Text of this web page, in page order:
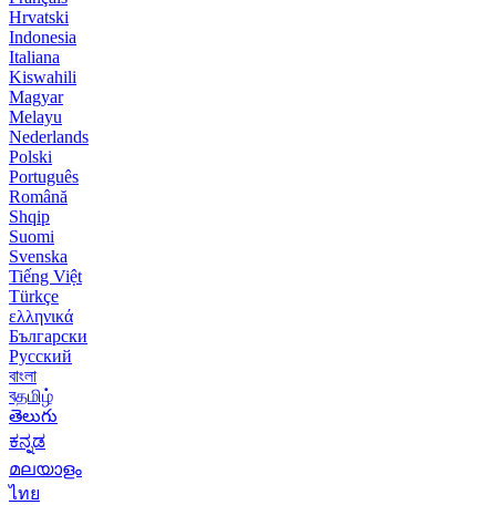
Hrvatski
Indonesia
Italiana
Kiswahili
Magyar
Melayu
Nederlands
Polski
Português
Română
Shqip
Suomi
Svenska
Tiếng Việt
Türkçe
ελληνικά
Български
Русский
বাংলা
বதமிழ்
తెలుగు
ಕನ್ನಡ
മലയാളം
ไทย